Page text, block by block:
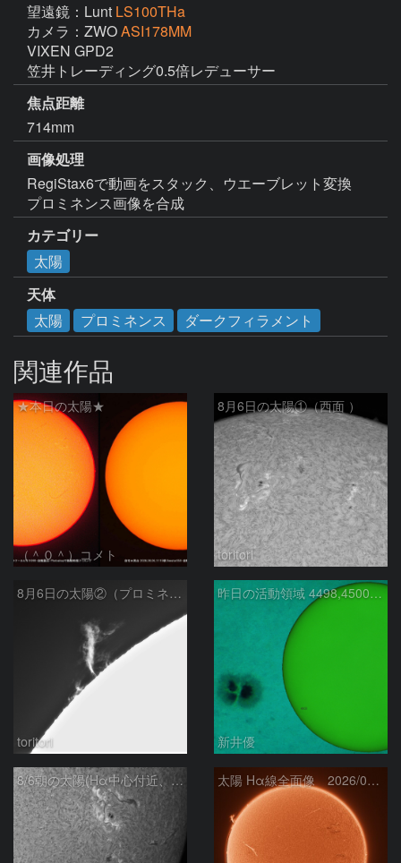
望遠鏡：Lunt LS100THa
カメラ：ZWOASI178MM
VIXEN GPD2
笠井トレーディング0.5倍レデューサー
焦点距離
714mm
画像処理
RegiStax6で動画をスタック、ウエーブレット変換
プロミネンス画像を合成
カテゴリー
太陽
天体
太陽
プロミネンス ダークフィラメント
関連作品
★本日の太陽★
（＾０＾）コメト
8月6日の太陽①（西面 ）
toritori
8月6日の太陽②（プロミネン北東縁 ）
toritori
昨日の活動領域 4498,4500：2026/08/05
新井優
8/6朝の太陽(Hα中心付近、4498、4502付近) 太陽 Hα線全面像 2026/08/06